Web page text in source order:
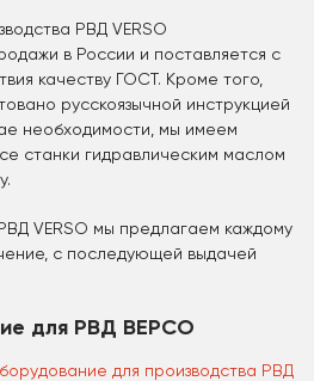
РВД VERSO
в России и поставляется с
качеству ГОСТ. Кроме того,
русскоязычной инструкцией
необходимости, мы имеем
станки гидравлическим маслом
VERSO мы предлагаем каждому
с последующей выдачей
для РВД ВЕРСО
для производства РВД